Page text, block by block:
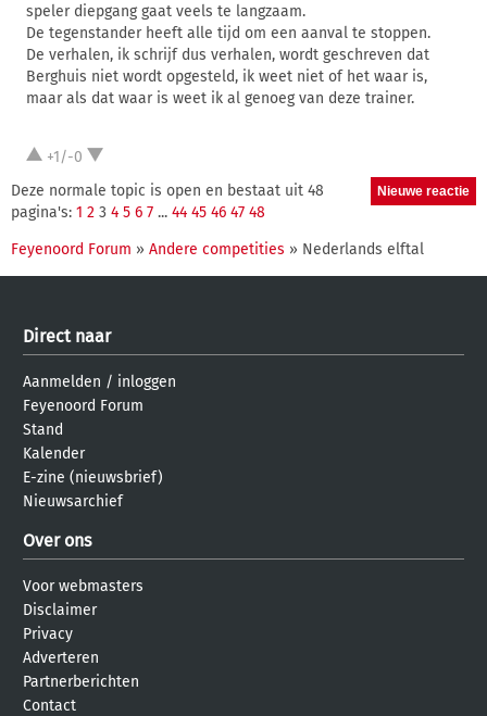
speler diepgang gaat veels te langzaam.
De tegenstander heeft alle tijd om een aanval te stoppen.
De verhalen, ik schrijf dus verhalen, wordt geschreven dat
Berghuis niet wordt opgesteld, ik weet niet of het waar is,
maar als dat waar is weet ik al genoeg van deze trainer.
+1/-0
Deze normale topic is open en bestaat uit 48
pagina's: 1 2 3 4 5 6 7 ... 44 45 46 47 48
Feyenoord Forum » Andere competities » Nederlands elftal
Direct naar
Aanmelden / inloggen
Feyenoord Forum
Stand
Kalender
E-zine (nieuwsbrief)
Nieuwsarchief
Over ons
Voor webmasters
Disclaimer
Privacy
Adverteren
Partnerberichten
Contact